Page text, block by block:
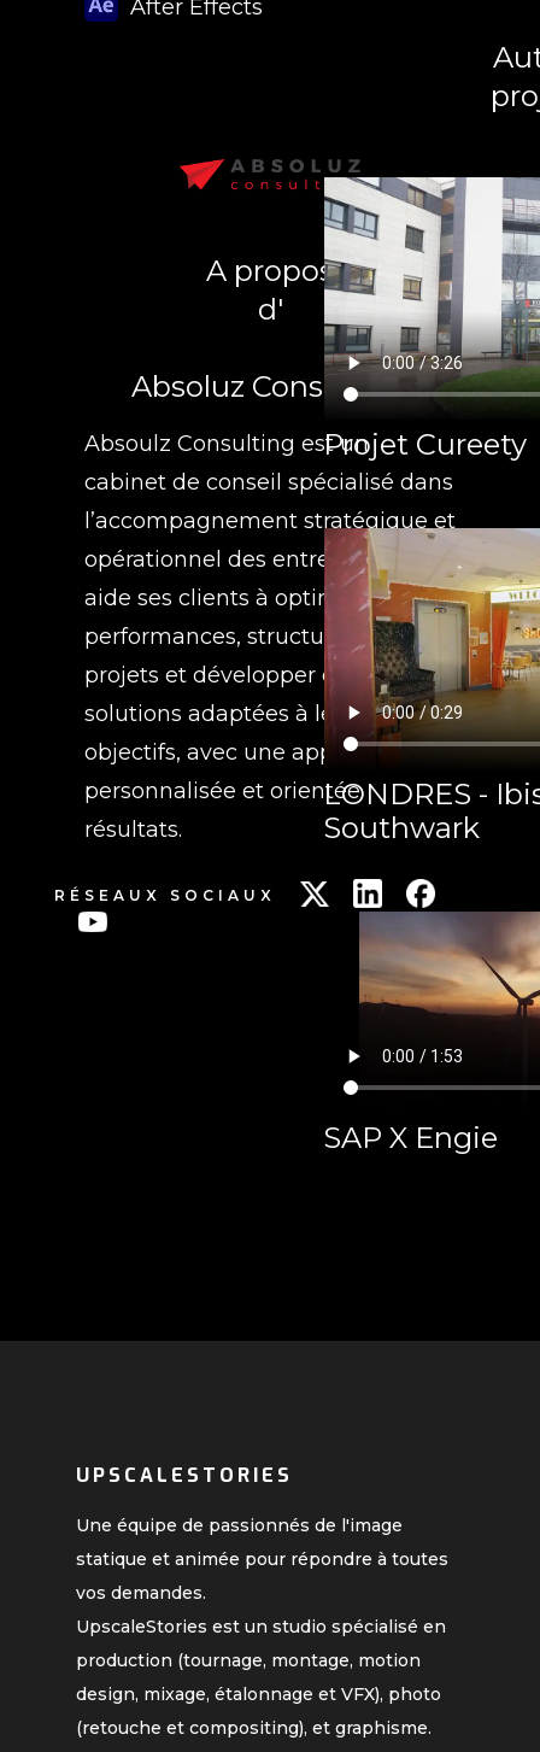
After Effects
A propos
d'
Absoluz Consulting
Absoulz Consulting est un
cabinet de conseil spécialisé dans
l’accompagnement stratégique et
opérationnel des entreprises. Il
aide ses clients à optimiser leurs
performances, structurer leurs
projets et développer des
solutions adaptées à leurs
objectifs, avec une approche
personnalisée et orientée
résultats.
RÉSEAUX SOCIAUX
Projet Cureety
LONDRES -
Southwark
SAP X Engie
UPSCALESTORIES
Une équipe de passionnés de l'image
statique et animée pour répondre à toutes
vos demandes.
UpscaleStories est un studio spécialisé en
production (tournage, montage, motion
design, mixage, étalonnage et VFX), photo
(retouche et compositing), et graphisme.